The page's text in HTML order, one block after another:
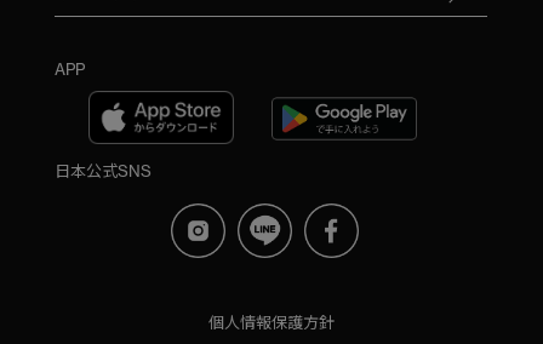
APP
日本公式SNS
個人情報保護方針